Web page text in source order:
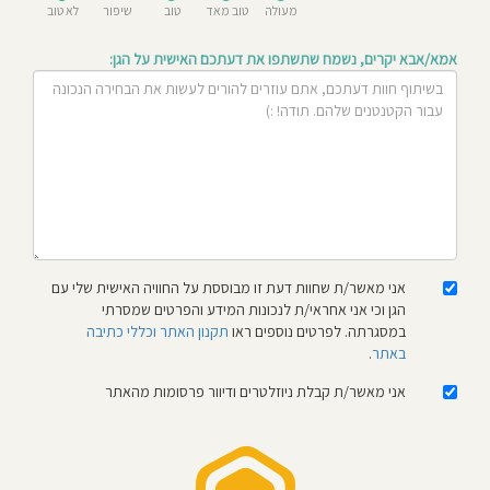
מעולה טוב מאד טוב
שיפור
לא טוב
אמא/אבא יקרים, נשמח שתשתפו את דעתכם האישית על הגן:
אני מאשר/ת שחוות דעת זו מבוססת על החוויה האישית שלי עם
הגן וכי אני אחראי/ת לנכונות המידע והפרטים שמסרתי
במסגרתה. לפרטים נוספים ראו תקנון האתר וכללי כתיבה
באתר.
אני מאשר/ת קבלת ניוזלטרים ודיוור פרסומות מהאתר